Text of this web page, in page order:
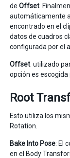
de Offset .
automáticamente
encontrado en el
datos de cuadros
configurada por el
Offset: utilizado
opción es escogida
Root
Esto utiliza los
Rotation.
Bake Into Pose: El
en el Body